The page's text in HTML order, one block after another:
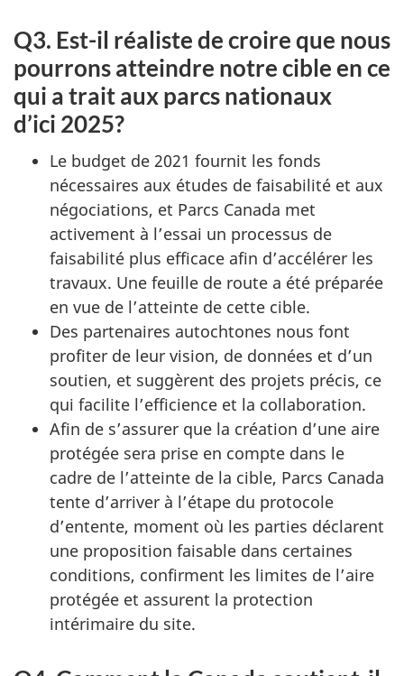
Q3. Est-il réaliste de croire que nous
pourrons atteindre notre cible en ce
qui a trait aux parcs nationaux
d’ici 2025?
Le budget de 2021 fournit les fonds
nécessaires aux études de faisabilité et aux
négociations, et Parcs Canada met
activement à l’essai un processus de
faisabilité plus efficace afin d’accélérer les
travaux. Une feuille de route a été préparée
en vue de l’atteinte de cette cible.
Des partenaires autochtones nous font
profiter de leur vision, de données et d’un
soutien, et suggèrent des projets précis, ce
qui facilite l’efficience et la collaboration.
Afin de s’assurer que la création d’une aire
protégée sera prise en compte dans le
cadre de l’atteinte de la cible, Parcs Canada
tente d’arriver à l’étape du protocole
d’entente, moment où les parties déclarent
une proposition faisable dans certaines
conditions, confirment les limites de l’aire
protégée et assurent la protection
intérimaire du site.